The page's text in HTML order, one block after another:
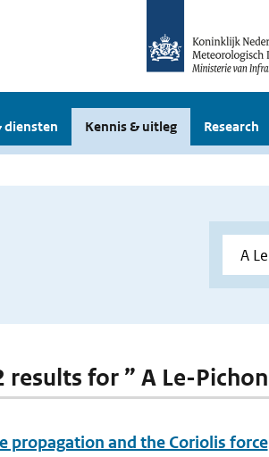
diensten Kennis & uitleg Research
results for ” A Le-
propagation and the Coriolis force